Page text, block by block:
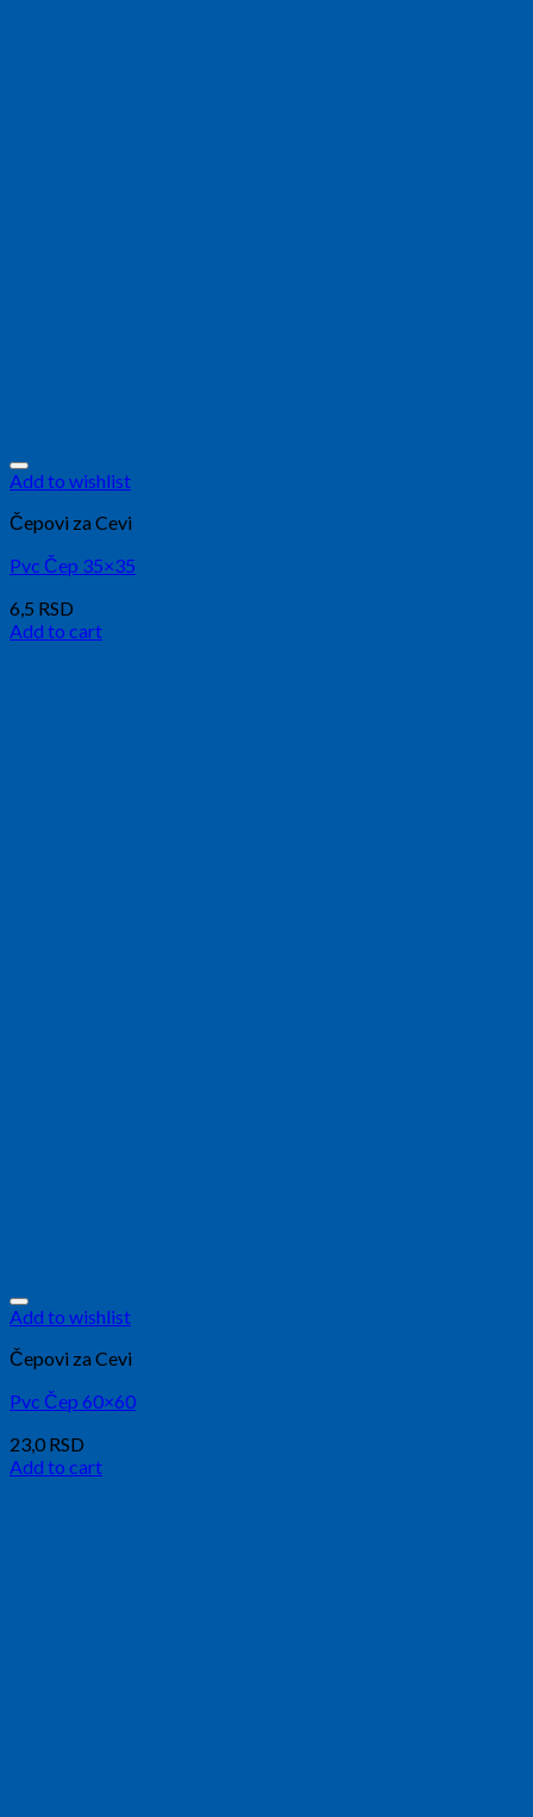
Add to wishlist
Čepovi za Cevi
Pvc Čep 35×35
6,5 RSD
Add to cart
Add to wishlist
Čepovi za Cevi
Pvc Čep 60×60
23,0 RSD
Add to cart